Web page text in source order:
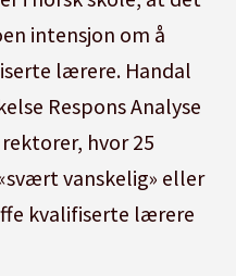
intensjon om å
lærere. Handal
Respons Analyse
hvor 25
vanskelig» eller
kvalifiserte lærere